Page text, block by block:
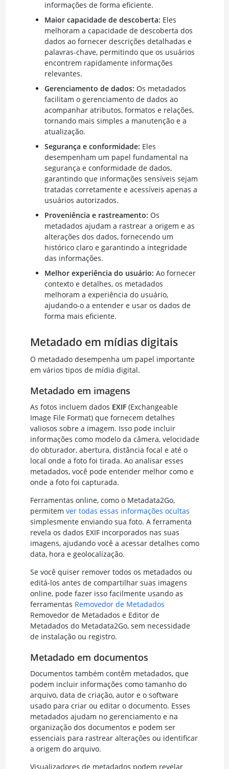
informações de forma eficiente.
Maior capacidade de descoberta: Eles
melhoram a capacidade de descoberta dos
dados ao fornecer descrições detalhadas e
palavras-chave, permitindo que os usuários
encontrem rapidamente informações
relevantes.
Gerenciamento de dados: Os metadados
facilitam o gerenciamento de dados ao
acompanhar atributos, formatos e relações,
tornando mais simples a manutenção e a
atualização.
Segurança e conformidade: Eles
desempenham um papel fundamental na
segurança e conformidade de dados,
garantindo que informações sensíveis sejam
tratadas corretamente e acessíveis apenas a
usuários autorizados.
Proveniência e rastreamento: Os
metadados ajudam a rastrear a origem e as
alterações dos dados, fornecendo um
histórico claro e garantindo a integridade
das informações.
Melhor experiência do usuário: Ao fornecer
contexto e detalhes, os metadados
melhoram a experiência do usuário,
ajudando-o a entender e usar os dados de
forma mais eficiente.
Metadado em mídias digitais
O metadado desempenha um papel importante
em vários tipos de mídia digital.
Metadado em imagens
As fotos incluem dados EXIF(Exchangeable
Image File Format) que fornecem detalhes
valiosos sobre a imagem. Isso pode incluir
informações como modelo da câmera, velocidade
do obturador, abertura, distância focal e até o
local onde a foto foi tirada. Ao analisar esses
metadados, você pode entender melhor como e
onde a foto foi capturada.
Ferramentas online, como o Metadata2Go,
permitem ver todas essas informações ocultas
simplesmente enviando sua foto. A ferramenta
revela os dados EXIF incorporados nas suas
imagens, ajudando você a acessar detalhes como
data, hora e geolocalização.
Se você quiser remover todos os metadados ou
editá-los antes de compartilhar suas imagens
online, pode fazer isso facilmente usando as
ferramentas Removedor de Metadados
Removedor de Metadados e Editor de
Metadados do Metadata2Go, sem necessidade
de instalação ou registro.
Metadado em documentos
Documentos também contêm metadados, que
podem incluir informações como tamanho do
arquivo, data de criação, autor e o software
usado para criar ou editar o documento. Esses
metadados ajudam no gerenciamento e na
organização dos documentos e podem ser
essenciais para rastrear alterações ou identificar
a origem do arquivo.
Visualizadores de metadados podem revelar